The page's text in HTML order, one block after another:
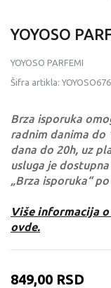
YOYOSO
YOYOSO PARFEMI
Šifra artikla:
Brza isporuka
radnim danima do
dana do 20h, uz
usluga je
„Brza isporuka“
Više informacija
ovde.
849,00 RSD